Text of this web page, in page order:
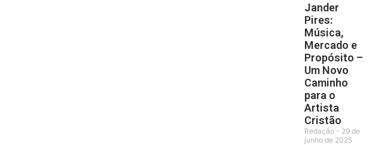
Jander
Pires:
Música,
Mercado e
Propósito –
Um Novo
Caminho
para o
Artista
Cristão
Redação
29 de
junho de 2025